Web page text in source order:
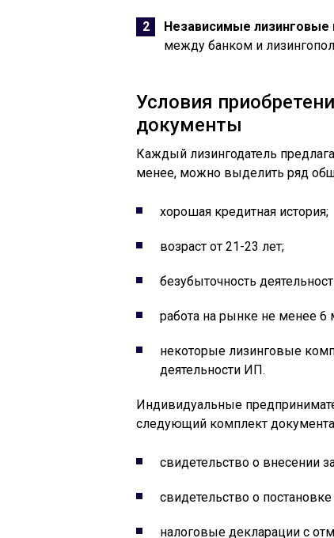
Независимые лизинговые
между банком и
Условия
документы
Каждый лизингодатель
менее, можно выделить ряд
хорошая кредитная история;
возраст от 21-23 лет;
безубыточность
работа на рынке не менее 6
некоторые лизинговые
деятельности ИП.
Индивидуальные
следующий комплект
свидетельство о внесении
свидетельство о постановке
налоговые декларации с